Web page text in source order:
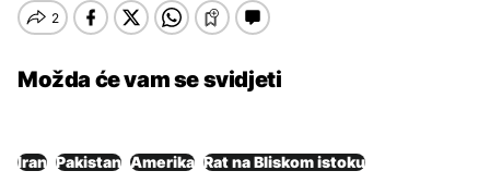
Možda će vam se svidjeti
Iran Pakistan Amerika Rat na Bliskom istoku